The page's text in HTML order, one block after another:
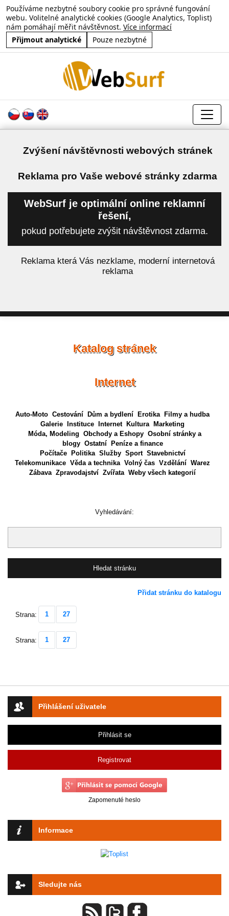
Používáme nezbytné soubory cookie pro správné fungování
webu. Volitelné analytické cookies (Google Analytics, Toplist)
nám pomáhají měřit návštěvnost. Více informací
Přijmout analytické
Pouze nezbytné
Zvýšení návštěvnosti webových stránek
Reklama pro Vaše webové stránky zdarma
WebSurf je optimální online reklamní
řešení,
pokud potřebujete zvýšit návštěvnost zdarma.
Reklama která Vás nezklame, moderní internetová
reklama
Přihlášení uživatele
Přihlásit se
Registrovat
Zapomenuté heslo
Informace
Sledujte nás
Katalog stránek
Internet
Auto-Moto Cestování Dům a bydlení Erotika
Filmy a hudba
Galerie
Instituce Internet Kultura
Marketing
Móda, Modeling Obchody a Eshopy Osobní stránky a
blogy Ostatní
Peníze a finance
Počítače
Politika Služby Sport Stavebnictví
Telekomunikace Věda a technika Volný čas Vzdělání Warez
Zábava Zpravodajství Zvířata Weby všech kategorií
Vyhledávání:
Přidat stránku do katalogu
Strana: 1 27
Strana: 1 27